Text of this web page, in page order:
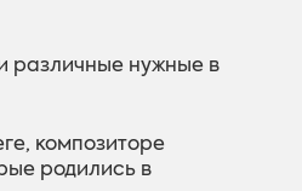
различные нужные в
композиторе
родились в